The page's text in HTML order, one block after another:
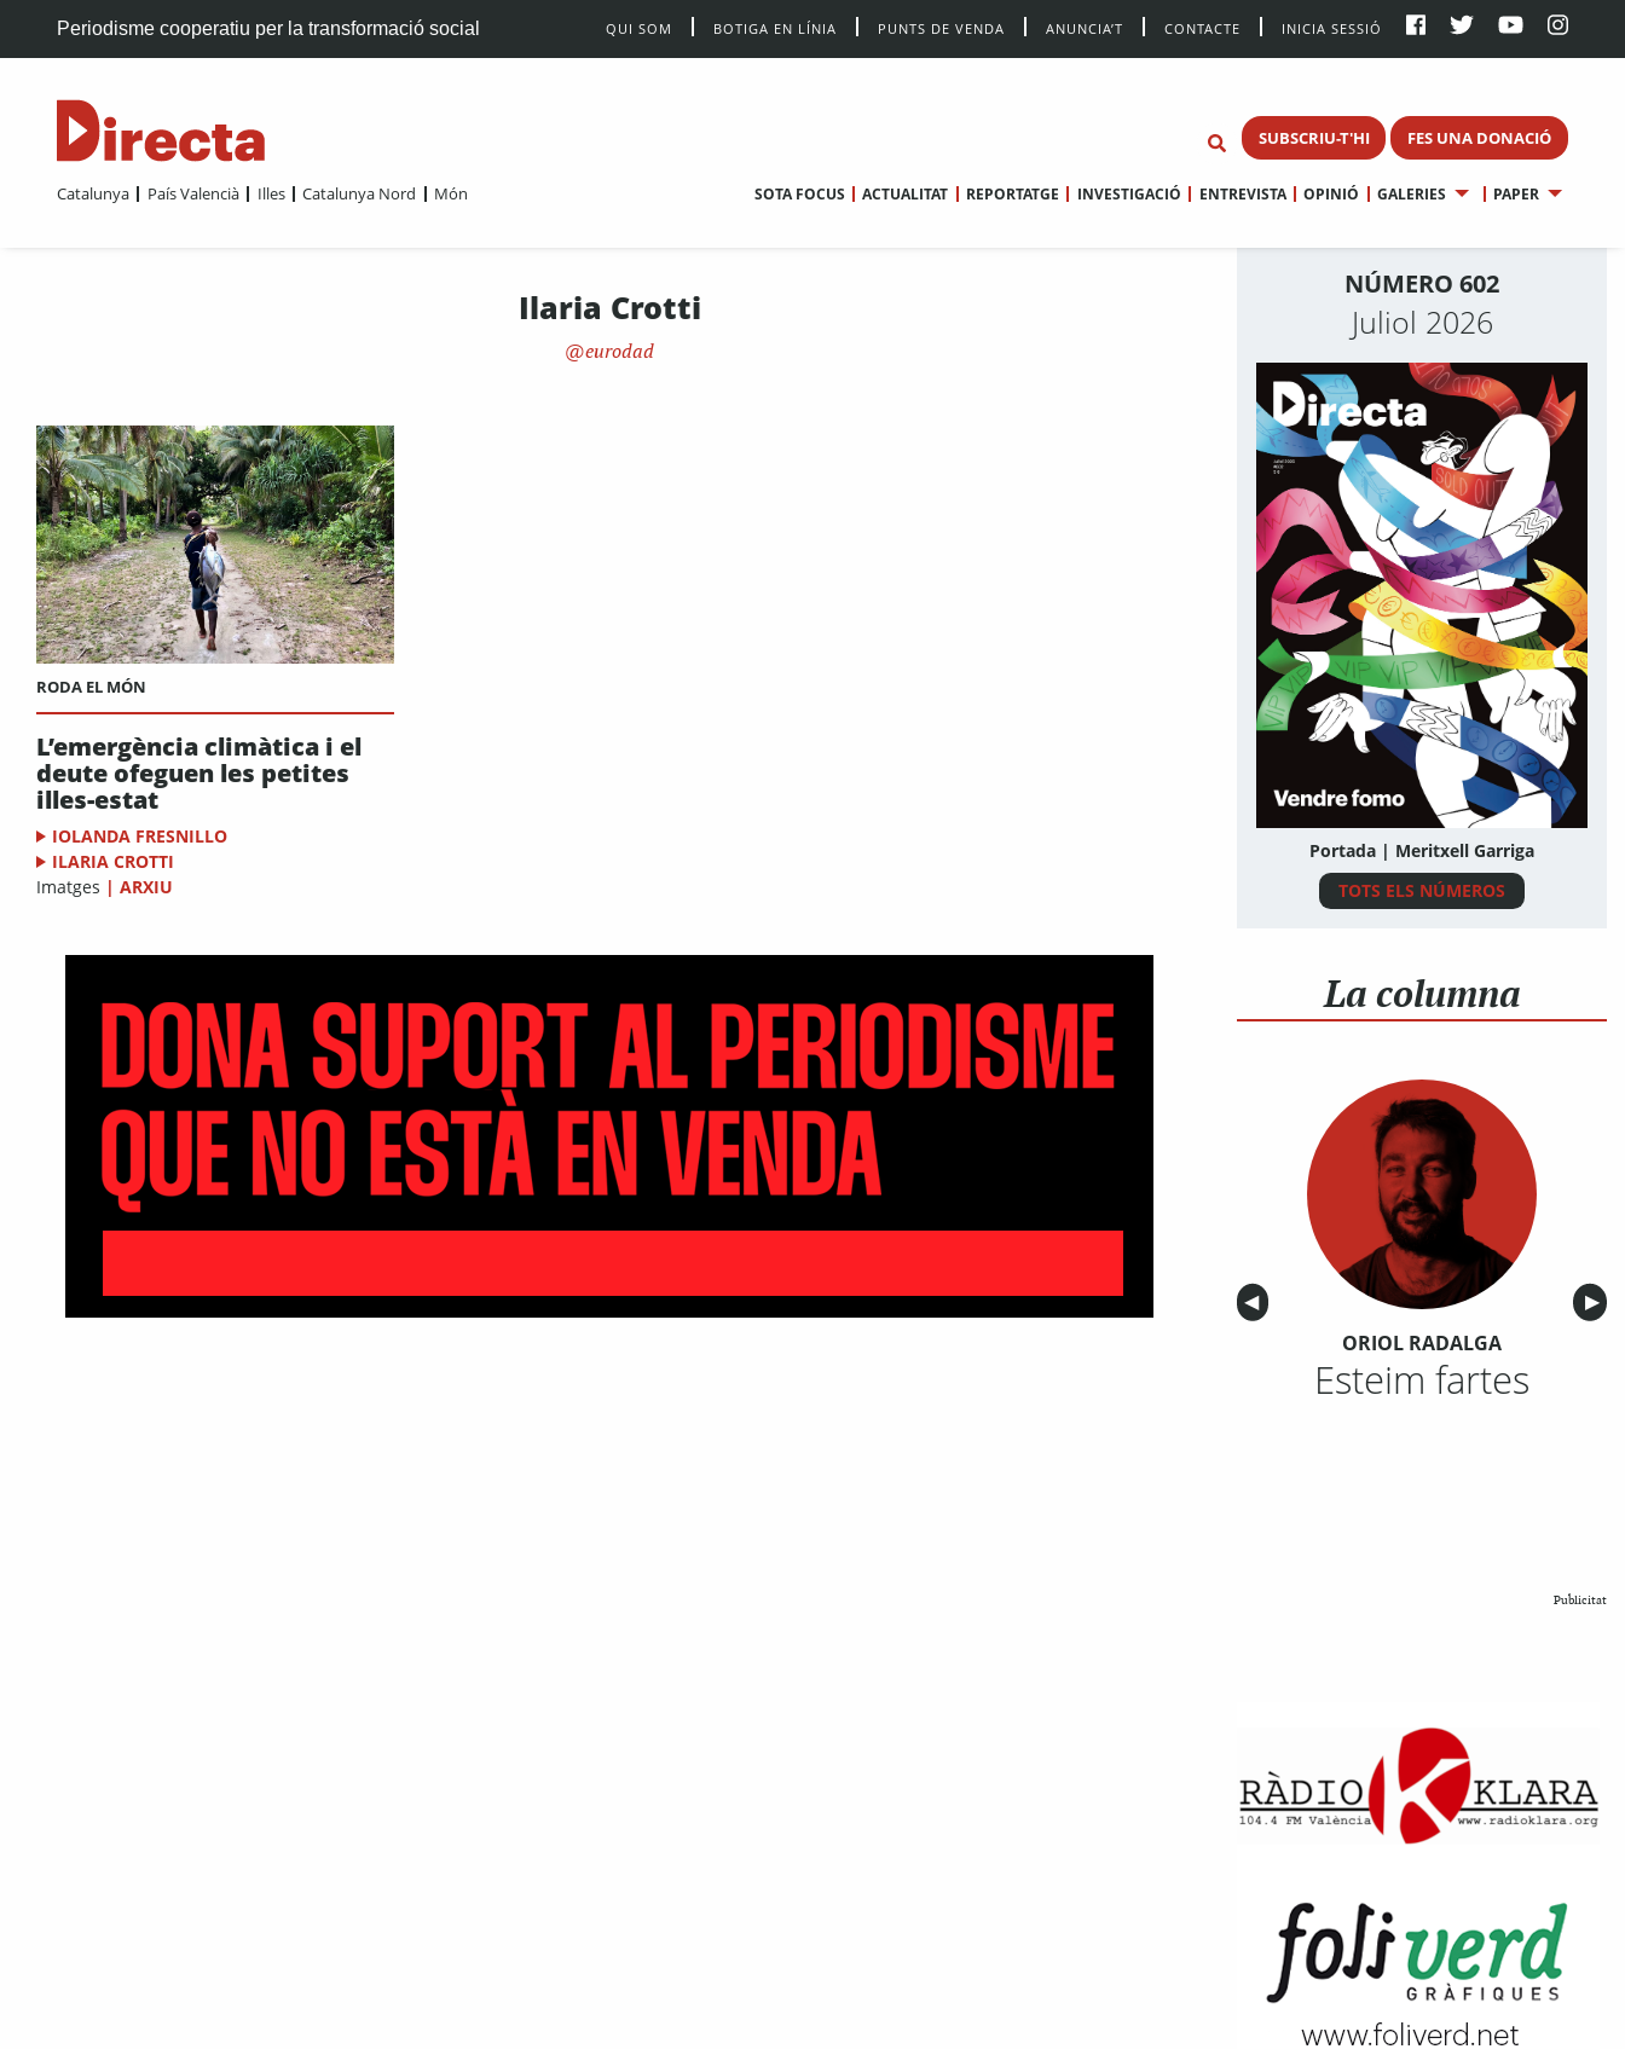
Periodisme cooperatiu per la transformació social QUI SOM BOTIGA EN LÍNIA PUNTS DE VENDA ANUNCIA’T CONTACTE INICIA SESSIÓ
SUBSCRIU-T'HI FES UNA DONACIÓ
Catalunya País Valencià Illes Catalunya Nord Món SOTA FOCUS ACTUALITAT REPORTATGE INVESTIGACIÓ ENTREVISTA OPINIÓ GALERIES PAPER
Ilaria Crotti
eurodad
RODA EL MÓN
L’emergència climàtica i el
deute ofeguen les petites
illes-estat
IOLANDA FRESNILLO
ILARIA CROTTI
Imatges | ARXIU
NÚMERO 602
Juliol 2026
Portada | Meritxell Garriga
TOTS ELS NÚMEROS
La columna
Anterior
◀︎ ▶︎
ORIOL RADALGA
Esteim fartes
Publicitat